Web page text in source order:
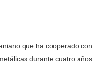
que ha cooperado con
durante cuatro años